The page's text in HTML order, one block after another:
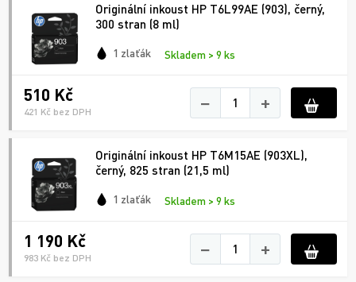
Originální inkoust HP T6L99AE (903), černý,
300 stran (8 ml)
1 zlaťák Skladem > 9 ks
510 Kč
421 Kč bez DPH − +
Originální inkoust HP T6M15AE (903XL),
černý, 825 stran (21,5 ml)
1 zlaťák Skladem > 9 ks
1 190 Kč
983 Kč bez DPH − +